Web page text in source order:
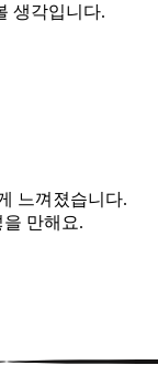
생각입니다.
느껴졌습니다.
만해요.